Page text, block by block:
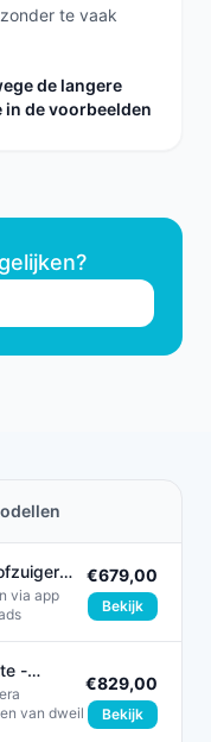
te vaak
de langere
de voorbeelden
via app
€679,00
Bekijk
-
van dweil
€829,00
Bekijk